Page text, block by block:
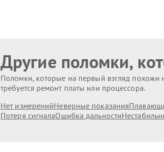
Другие поломки,
Поломки, которые на первый взгляд похожи
требуется ремонт платы или процессора.
Нет измеренийНеверные показания
Потеря сигналаОшибка дальности